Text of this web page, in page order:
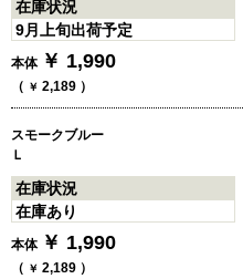
在庫状況
9月上旬出荷予定
本体 ￥ 1,990
（ ￥ 2,189 ）
スモークブルー
Ｌ
在庫状況
在庫あり
本体 ￥ 1,990
（ ￥ 2,189 ）